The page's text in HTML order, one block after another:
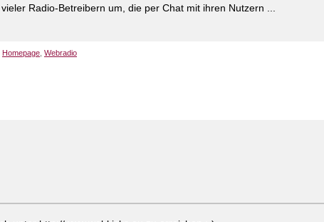
Radio-Betreibern um, die per Chat mit ihren Nutzern ...
Homepage Webradio